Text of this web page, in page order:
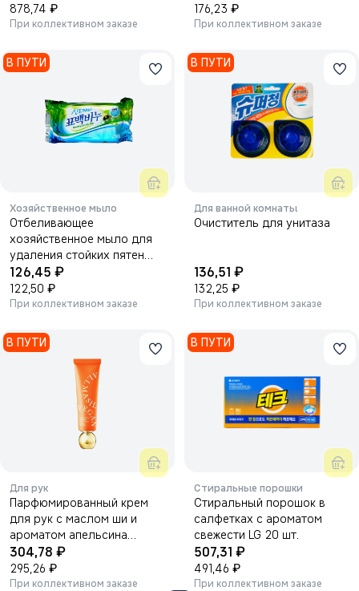
878,74 ₽
При коллективном заказе
176,23 ₽
При коллективном заказе
В ПУТИ
Хозяйственное мыло
Отбеливающее
хозяйственное мыло для
удаления стойких пятен
230 г.
126,45 ₽
122,50 ₽
При коллективном заказе
В ПУТИ
Для ванной комнаты
Очиститель для унитаза
136,51 ₽
132,25 ₽
При коллективном заказе
В ПУТИ
Для рук
Парфюмированный крем
для рук с маслом ши и
ароматом апельсина
ALLMASIL Shea Butter
Perfume Hand Cream 50мл.
304,78 ₽
295,26 ₽
При коллективном заказе
В ПУТИ
Стиральные порошки
Стиральный порошок в
салфетках с ароматом
свежести LG 20 шт.
507,31 ₽
491,46 ₽
При коллективном заказе